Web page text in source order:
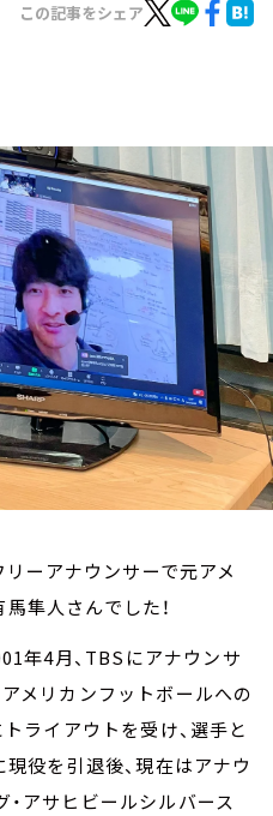
この記事をシェア
ーアナウンサーで元アメ
隼人さんでした！
年4月、TBSにアナウンサ
メリカンフットボールへの
ライアウトを受け、選手と
役を引退後、現在はアナウ
・アサヒビールシルバース